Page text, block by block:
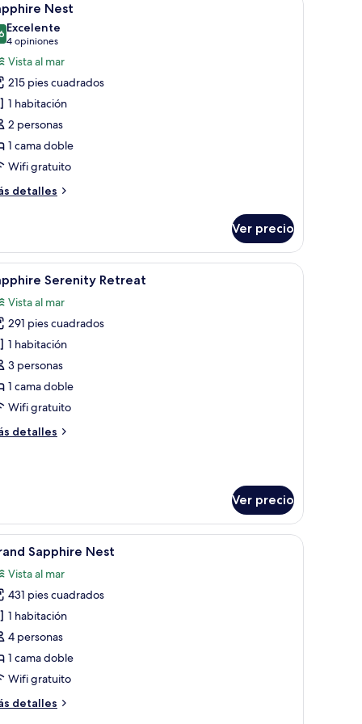
13 Nest
de 10
Excelente
4 opiniones
(4
opiniones)
Vista al mar
215 pies cuadrados
1 habitación
2 personas
1 cama doble
Wifi gratuito
detalles
Ver precio
una mesita de noche, una pequeña mesa redonda con un jarrón y
Una mesa con una planta en maceta, dos
18 Serenity Retreat
Vista al mar
291 pies cuadrados
1 habitación
3 personas
1 cama doble
Wifi gratuito
detalles
Ver precio
y almohadas a rayas, una lámpara de noche y un cuadro abstracto
Un hombre sentado en un banco con vistas
15 Sapphire Nest
Vista al mar
431 pies cuadrados
1 habitación
4 personas
1 cama doble
Wifi gratuito
detalles